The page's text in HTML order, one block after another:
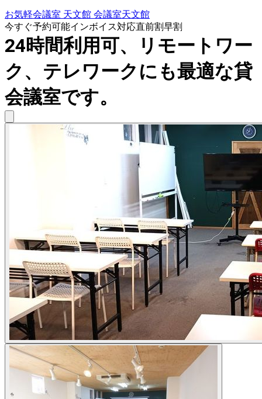
お気軽会議室 天文館 会議室天文館
今すぐ予約可能インボイス対応直前割早割
24時間利用可、リモートワー
ク、テレワークにも最適な貸
会議室です。